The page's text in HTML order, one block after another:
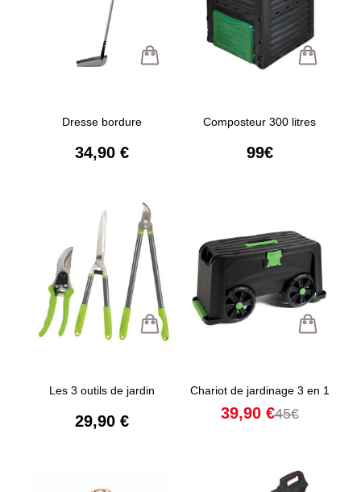
Dresse bordure
34,90 €
Composteur 300 litres
99€
Les 3 outils de jardin
29,90 €
Chariot de jardinage 3 en 1
39,90 €45€